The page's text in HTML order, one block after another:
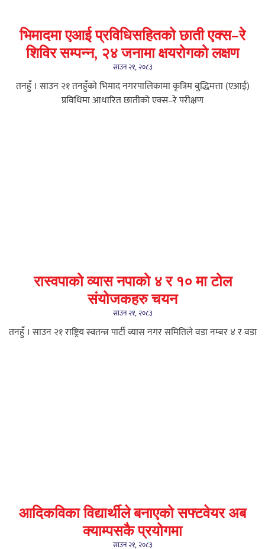
भिमादमा एआई प्रविधिसहितको छाती एक्स–रे
शिविर सम्पन्न, २४ जनामा क्षयरोगको लक्षण
साउन २१, २०८३
तनहुँ । साउन २१ तनहुँको भिमाद नगरपालिकामा कृत्रिम बुद्धिमत्ता (एआई)
प्रविधिमा आधारित छातीको एक्स–रे परीक्षण
रास्वपाको व्यास नपाको ४ र १० मा टोल
संयोजकहरु चयन
साउन २१, २०८३
तनहुँ । साउन २१ राष्ट्रिय स्वतन्त्र पार्टी व्यास नगर समितिले वडा नम्बर ४ र वडा
आदिकविका विद्यार्थीले बनाएको सफ्टवेयर अब
क्याम्पसकै प्रयोगमा
साउन २१, २०८३